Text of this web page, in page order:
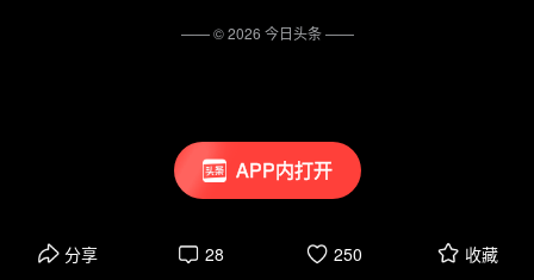
APP内打开
分享 28 250 收藏
—— ©2026 今日头条——